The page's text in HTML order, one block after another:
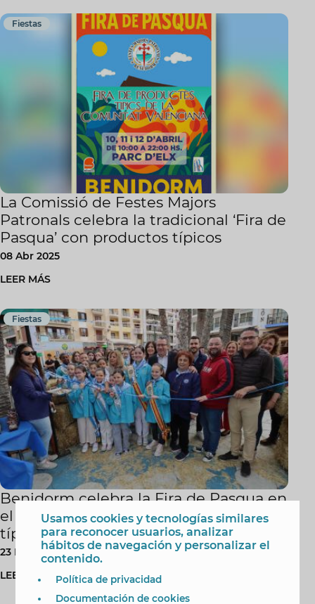
Fiestas
La Comissió de Festes Majors
Patronals celebra la tradicional ‘Fira de
Pasqua’ con productos típicos
08 Abr 2025
LEER MÁS
Fiestas
Benidorm celebra la Fira de Pasqua en
el Parque de Elche con productos
típicos de la tierra
23 Mar 2024
LEER MÁS
Usamos cookies y tecnologías similares
para reconocer usuarios, analizar
hábitos de navegación y personalizar el
contenido.
Política de privacidad
Documentación de cookies